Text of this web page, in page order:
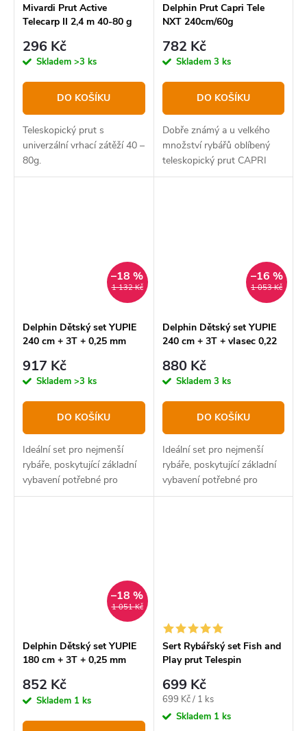
Mivardi Prut Active
Telecarp II 2,4 m 40-80 g
296 Kč
Skladem >3 ks
DO KOŠÍKU
Teleskopický prut s
univerzální vrhací zátěží 40 –
80g.
Delphin Prut Capri Tele
NXT 240cm/60g
782 Kč
Skladem 3 ks
DO KOŠÍKU
Dobře známý a u velkého
množství rybářů oblíbený
teleskopický prut CAPRI
tentokrát přinášíme s
1 132 Kč
–18 %
Delphin Dětský set YUPIE
240 cm + 3T + 0,25 mm
917 Kč
Skladem >3 ks
DO KOŠÍKU
Ideální set pro nejmenší
rybáře, poskytující základní
vybavení potřebné pro
začátečníky na většinu
1 053 Kč
–16 %
Delphin Dětský set YUPIE ‎
240 cm + 3T + vlasec 0,22
880 Kč
Skladem 3 ks
DO KOŠÍKU
Ideální set pro nejmenší
rybáře, poskytující základní
vybavení potřebné pro
začátečníky na většinu
1 051 Kč
–18 %
Delphin Dětský set YUPIE
180 cm + 3T + 0,25 mm
852 Kč
Skladem 1 ks
Sert Rybářský set Fish and
Play prut Telespin
201RD+krabička s doplňky
699 Kč
Měrná
cena:
699 Kč / 1 ks
Skladem 1 ks